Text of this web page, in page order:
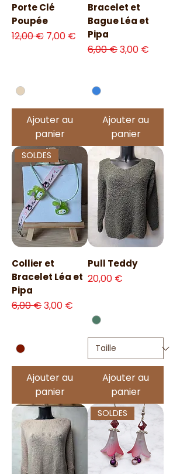
Porte Clé
Poupée
Prix original
12,00 € Prix promotionnel
7,00 €
Ajouter au
panier
Bracelet et
Bague Léa et
Pipa
Prix original
6,00 €Prix
3,00 €
Ajouter au
panier
SOLDES
Collier et
Bracelet Léa et
Pipa
Prix original
6,00 €Prix promotionnel
3,00 €
Ajouter au
panier
Pull Teddy
Prix
20,00 €
Ajouter au
panier
SOLDES